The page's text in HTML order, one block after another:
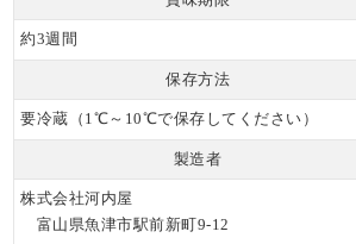
約3週間
保存方法
要冷蔵（1℃～10℃で保存してください）
製造者
株式会社河内屋
富山県魚津市駅前新町9-12